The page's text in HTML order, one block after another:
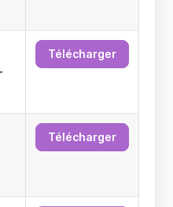
Télécharger
Télécharger